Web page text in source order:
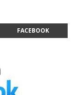
FACEBOOK